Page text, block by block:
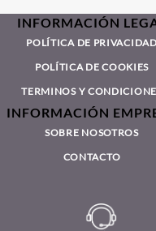
INFORMACIÓN
POLÍTICA DE PRIVACIDAD
POLÍTICA DE COOKIES
TERMINOS Y
INFORMACIÓN
SOBRE NOSOTROS
CONTACTO